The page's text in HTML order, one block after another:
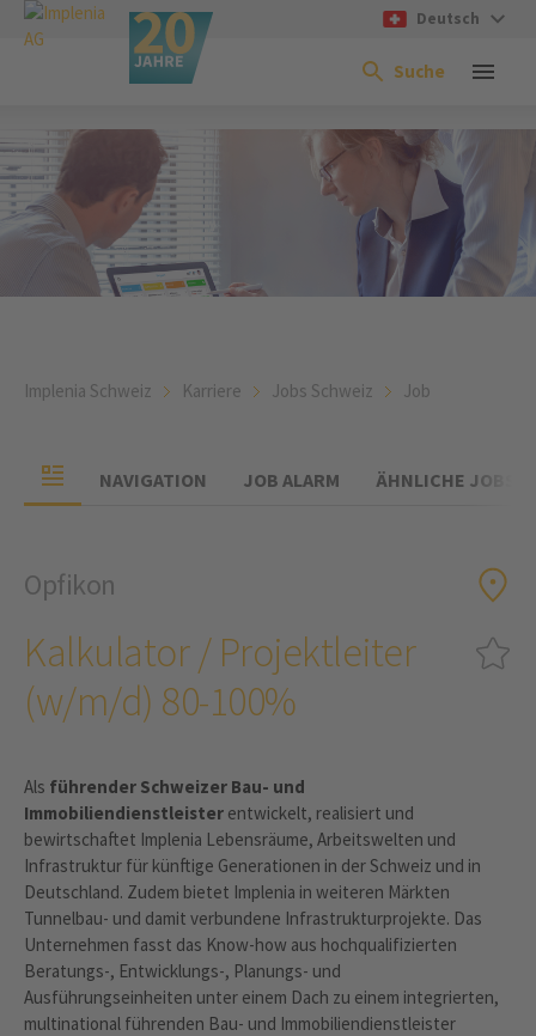
Deutsch
Suche
Implenia Schweiz Karriere Jobs Schweiz Job
NAVIGATION JOB ALARM ÄHNLICHE JOBS
Opfikon
Kalkulator / Projektleiter
(w/m/d) 80-100%
Als führender Schweizer Bau- und
Immobiliendienstleister entwickelt, realisiert und
bewirtschaftet Implenia Lebensräume, Arbeitswelten und
Infrastruktur für künftige Generationen in der Schweiz und in
Deutschland. Zudem bietet Implenia in weiteren Märkten
Tunnelbau- und damit verbundene Infrastrukturprojekte. Das
Unternehmen fasst das Know-how aus hochqualifizierten
Beratungs-, Entwicklungs-, Planungs- und
Ausführungseinheiten unter einem Dach zu einem integrierten,
multinational führenden Bau- und Immobiliendienstleister